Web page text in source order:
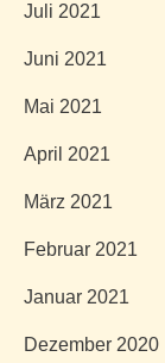
Juli 2021
Juni 2021
Mai 2021
April 2021
März 2021
Februar 2021
Januar 2021
Dezember 2020